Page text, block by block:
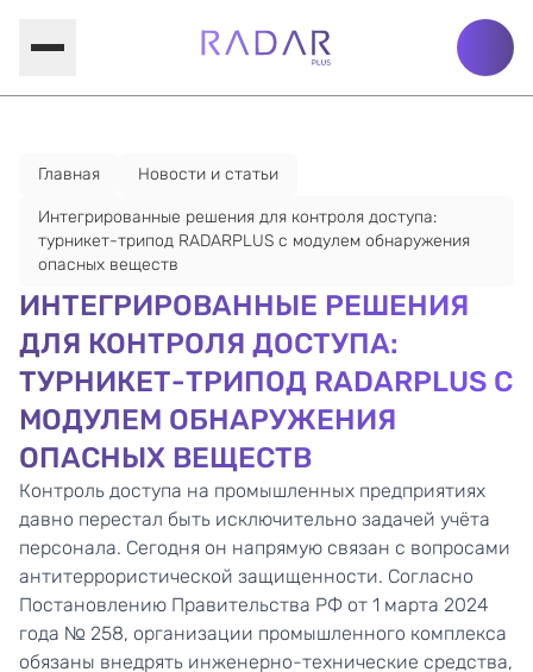
Главная Новости и статьи
Интегрированные решения для контроля доступа:
турникет-трипод RADARPLUS с модулем обнаружения
опасных веществ
ИНТЕГРИРОВАННЫЕ РЕШЕНИЯ
ДЛЯ КОНТРОЛЯ ДОСТУПА:
ТУРНИКЕТ-ТРИПОД RADARPLUS С
МОДУЛЕМ ОБНАРУЖЕНИЯ
ОПАСНЫХ ВЕЩЕСТВ
Контроль доступа на промышленных предприятиях
давно перестал быть исключительно задачей учёта
персонала. Сегодня он напрямую связан с вопросами
антитеррористической защищенности. Согласно
Постановлению Правительства РФ от 1 марта 2024
года № 258, организации промышленного комплекса
обязаны внедрять инженерно-технические средства,